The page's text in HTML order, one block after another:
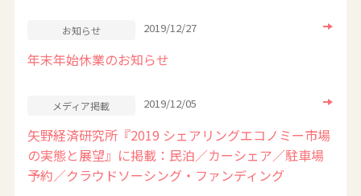
お知らせ 2019/12/27
年末年始休業のお知らせ
メディア掲載 2019/12/05
矢野経済研究所『2019 シェアリングエコノミー市場
の実態と展望』に掲載：民泊／カーシェア／駐車場
予約／クラウドソーシング・ファンディング